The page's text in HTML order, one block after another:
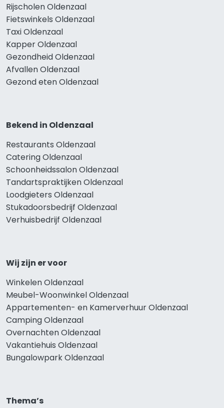
Rijscholen Oldenzaal
Fietswinkels Oldenzaal
Taxi Oldenzaal
Kapper Oldenzaal
Gezondheid Oldenzaal
Afvallen Oldenzaal
Gezond eten Oldenzaal
Bekend in Oldenzaal
Restaurants Oldenzaal
Catering Oldenzaal
Schoonheidssalon Oldenzaal
Tandartspraktijken Oldenzaal
Loodgieters Oldenzaal
Stukadoorsbedrijf Oldenzaal
Verhuisbedrijf Oldenzaal
Wij zijn er voor
Winkelen Oldenzaal
Meubel-Woonwinkel Oldenzaal
Appartementen- en Kamerverhuur Oldenzaal
Camping Oldenzaal
Overnachten Oldenzaal
Vakantiehuis Oldenzaal
Bungalowpark Oldenzaal
Thema’s